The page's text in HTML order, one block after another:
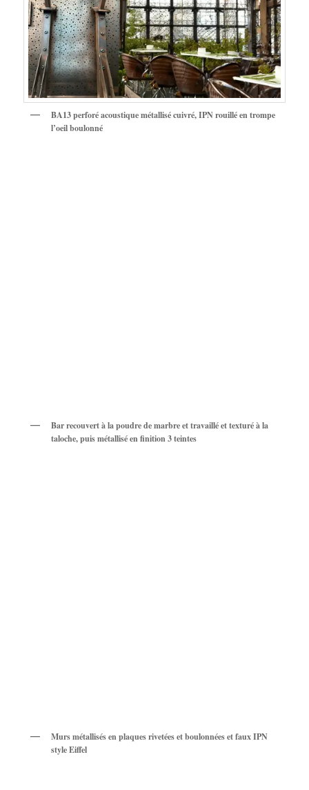
BA13 perforé acoustique métallisé cuivré, IPN rouillé en trompe
l’oeil boulonné
Bar recouvert à la poudre de marbre et travaillé et texturé à la
taloche, puis métallisé en finition 3 teintes
Murs métallisés en plaques rivetées et boulonnéeset faux IPN
style Eiffel